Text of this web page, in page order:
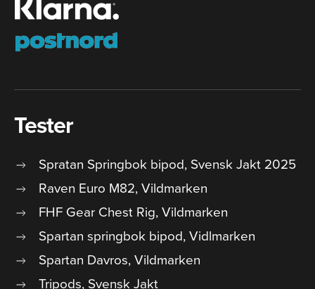
Tester
Spratan Springbok bipod, Svensk Jakt 2025
Raven Euro M82, Vildmarken
FHF Gear Chest Rig, Vildmarken
Spartan springbok bipod, Vidlmarken
Spartan Davros, Vildmarken
Tripods, Svensk Jakt